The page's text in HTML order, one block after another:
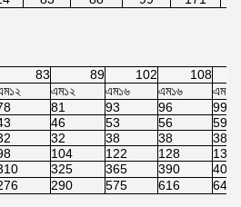
83 89 102
108
এম১২ এম১৬ এম১৬
এম১৬
81 93 96
99
46 53 56
59
32 38 38
38
104 122 128
134
325 365 390
405
290 575 616 640